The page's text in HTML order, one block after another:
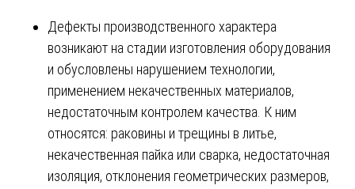
Дефекты производственного характера
возникают на стадии изготовления оборудования
и обусловлены нарушением технологии,
применением некачественных материалов,
недостаточным контролем качества. К ним
относятся: раковины и трещины в литье,
некачественная пайка или сварка, недостаточная
изоляция, отклонения геометрических размеров,